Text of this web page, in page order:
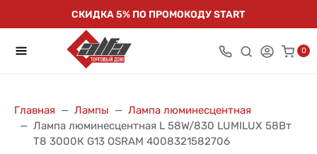
СКИДКА 5% ПО ПРОМОКОДУ START
0
Главная Лампы
Лампа люминесцентная
Лампа люминесцентная L 58W/830 LUMILUX 58Вт
T8 3000К G13 OSRAM 4008321582706